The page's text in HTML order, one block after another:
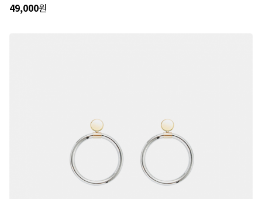
49,000원